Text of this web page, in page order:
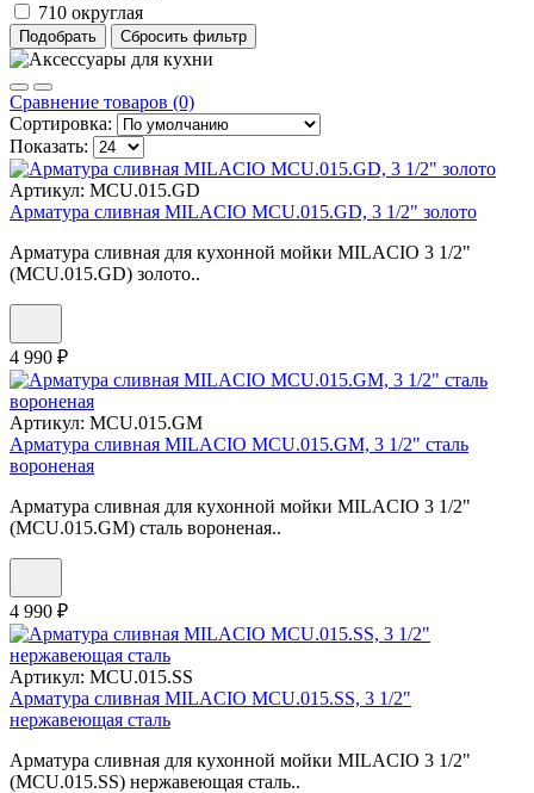
710 округлая
Сравнение товаров (0)
Сортировка:
Показать:
Артикул: MCU.015.GD
Арматура сливная MILACIO MCU.015.GD, 3 1/2" золото
Арматура сливная для кухонной мойки MILACIO 3 1/2"
(MCU.015.GD) золото..
4 990 ₽
Артикул: MCU.015.GM
Арматура сливная MILACIO MCU.015.GM, 3 1/2" сталь
вороненая
Арматура сливная для кухонной мойки MILACIO 3 1/2"
(MCU.015.GM) сталь вороненая..
4 990 ₽
Артикул: MCU.015.SS
Арматура сливная MILACIO MCU.015.SS, 3 1/2"
нержавеющая сталь
Арматура сливная для кухонной мойки MILACIO 3 1/2"
(MCU.015.SS) нержавеющая сталь..